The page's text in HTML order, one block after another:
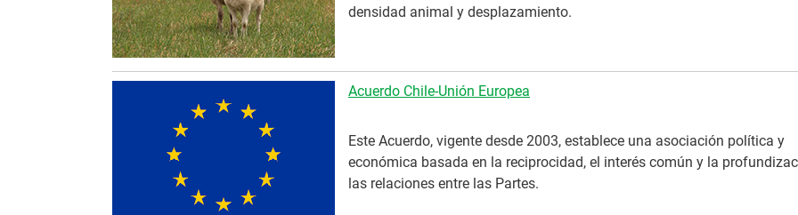
densidad animal y desplazamiento.
Acuerdo Chile-Unión Europea
Este Acuerdo, vigente desde 2003, establece una asociación política y
económica basada en la reciprocidad, el interés común y la
las relaciones entre las Partes.